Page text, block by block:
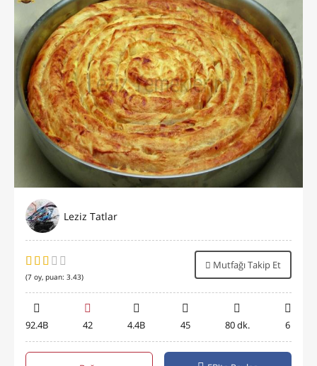
Leziz Tatlar
(7 oy, puan: 3.43)
Mutfağı Takip Et
92.4B 42 4.4B 45 80 dk. 6